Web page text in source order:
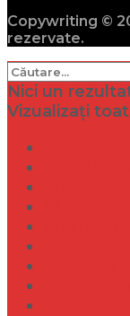
Copywriting ©
rezervate.
Nici un
Vizualizați